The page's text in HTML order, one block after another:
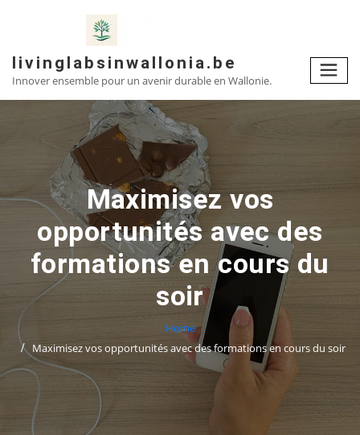
livinglabsinwallonia.be
Innover ensemble pour un avenir durable en Wallonie.
Maximisez vos
opportunités avec des
formations en cours du
soir
Home
Maximisez vos opportunités avec des formations en cours du soir